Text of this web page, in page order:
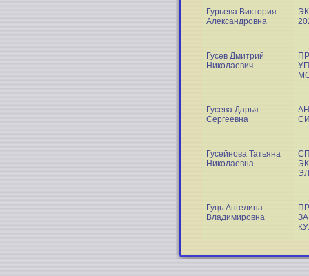
Гурьева Виктория
Александровна
Гусев Дмитрий
Николаевич
Гусева Дарья
Сергеевна
Гусейнова Татьяна
Николаевна
Гуць Ангелина
Владимировна